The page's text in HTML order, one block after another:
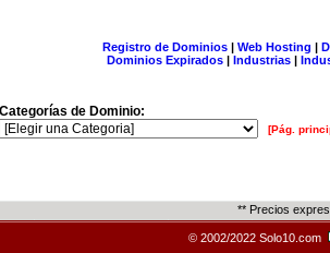
Registro de Dominios| Web Hosting |
Dominios Expirados | Industrias |
Categorías de Dominio:
[Pág.
** Precios
© 2002/2022 Solo10.com